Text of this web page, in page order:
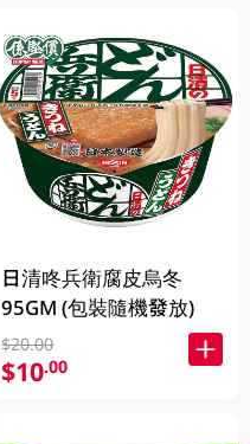
日清咚兵衛腐皮烏冬
95GM (包裝隨機發放)
$20.00
$10.00